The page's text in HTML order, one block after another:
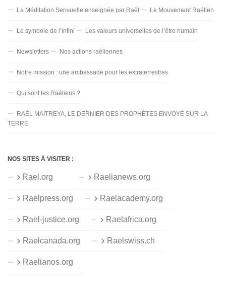
La Méditation Sensuelle enseignée par Raël Le Mouvement Raélien
Le symbole de l’infini Les valeurs universelles de l’être humain
Newsletters Nos actions raéliennes
Notre mission : une ambassade pour les extraterrestres
Qui sont les Raéliens ?
RAËL MAITREYA, LE DERNIER DES PROPHÈTES ENVOYÉ SUR LA
TERRE
NOS SITES À VISITER :
Rael.org Raelianews.org
Raelpress.org Raelacademy.org
Rael-justice.org Raelafrica.org
Raelcanada.org Raelswiss.ch
Raelianos.org